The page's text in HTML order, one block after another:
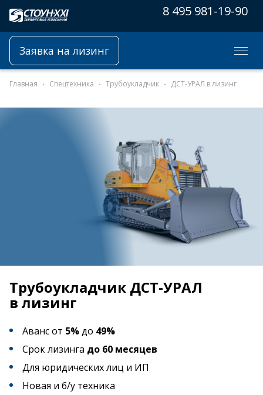
8 495 981-19-90
Заявка на лизинг
Главная Спецтехника Трубоукладчик ДСТ-УРАЛ в лизинг
Трубоукладчик ДСТ-УРАЛ
в лизинг
Аванс от 5%до 49%
Срок лизинга до 60 месяцев
Для юридических лиц и ИП
Новая и б/у техника